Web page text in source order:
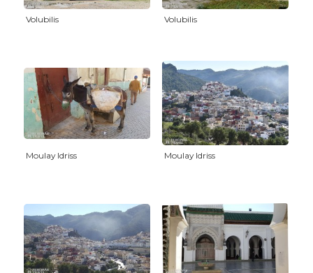
Volubilis Volubilis
Moulay Idriss Moulay Idriss